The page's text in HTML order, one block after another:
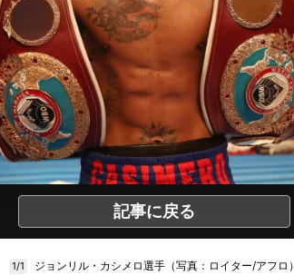
記事に戻る
1/1 ジョンリル・カシメロ選手（写真：ロイター/アフロ）